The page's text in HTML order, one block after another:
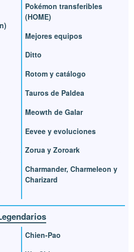
Pokémon transferibles
(HOME)
Mejores equipos
Ditto
Rotom y catálogo
Tauros de Paldea
Meowth de Galar
Eevee y evoluciones
Zorua y Zoroark
Charmander, Charmeleon y
Charizard
Chien-Pao